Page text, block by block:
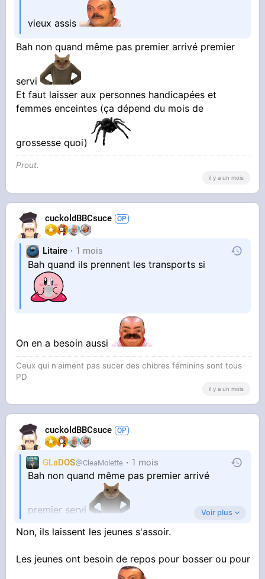
vieux assis
Bah non quand même pas premier arrivé premier
servi
Et faut laisser aux personnes handicapées et
femmes enceintes (ça dépend du mois de
grossesse quoi)
Prout.
il y a un mois
cuckoldBBCsuce
Litaire 1 mois
Bah quand ils prennent les transports si
On en a besoin aussi
Ceux qui n'aiment pas sucer des chibres féminins sont tous
PD
il y a un mois
cuckoldBBCsuce
GLaDOS CleaMolette 1 mois
Bah non quand même pas premier arrivé
premier servi
Et faut laisser aux personnes handicapées et
femmes enceintes (ça dépend du mois de
Voir plus
Non, ils laissent les jeunes s'assoir.
Les jeunes ont besoin de repos pour bosser ou pour